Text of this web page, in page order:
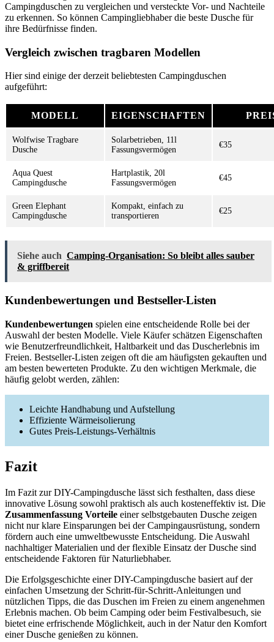
Campingduschen zu vergleichen und versteckte Vor- und Nachteile
zu erkennen. So können Campingliebhaber die beste Dusche für
ihre Bedürfnisse finden.
Vergleich zwischen tragbaren Modellen
Hier sind einige der derzeit beliebtesten Campingduschen
aufgeführt:
MODELL EIGENSCHAFTEN
Wolfwise Tragbare
Dusche
Solarbetrieben, 11l
Fassungsvermögen
€35
Aqua Quest
Campingdusche
Hartplastik, 20l
Fassungsvermögen
€45
Green Elephant
Campingdusche
Kompakt, einfach zu
transportieren
€25
Siehe auch Camping-Organisation: So bleibt alles sauber
& griffbereit
Kundenbewertungen und Bestseller-Listen
Kundenbewertungen spielen eine entscheidende Rolle bei der
Auswahl der besten Modelle. Viele Käufer schätzen Eigenschaften
wie Benutzerfreundlichkeit, Haltbarkeit und das Duscherlebnis im
Freien. Bestseller-Listen zeigen oft die am häufigsten gekauften und
am besten bewerteten Produkte. Zu den wichtigen Merkmale, die
häufig gelobt werden, zählen:
Leichte Handhabung und Aufstellung
Effiziente Wärmeisolierung
Gutes Preis-Leistungs-Verhältnis
Fazit
Im Fazit zur DIY-Campingdusche lässt sich festhalten, dass diese
innovative Lösung sowohl praktisch als auch kosteneffektiv ist. Die
Zusammenfassung Vorteile einer selbstgebauten Dusche zeigen
nicht nur klare Einsparungen bei der Campingausrüstung, sondern
fördern auch eine umweltbewusste Entscheidung. Die Auswahl
nachhaltiger Materialien und der flexible Einsatz der Dusche sind
entscheidende Faktoren für Naturliebhaber.
Die Erfolgsgeschichte einer DIY-Campingdusche basiert auf der
einfachen Umsetzung der Schritt-für-Schritt-Anleitungen und
nützlichen Tipps, die das Duschen im Freien zu einem angenehmen
Erlebnis machen. Ob beim Camping oder beim Festivalbesuch, sie
bietet eine erfrischende Möglichkeit, auch in der Natur den Komfort
einer Dusche genießen zu können.